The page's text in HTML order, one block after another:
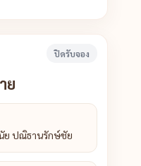
ปิดรับจอง
ย
นัย ปณิธานรักษ์ชัย